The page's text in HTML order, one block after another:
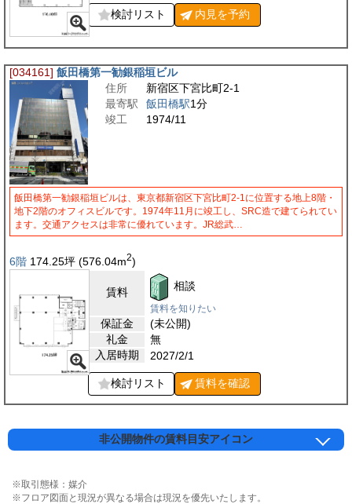
検討リスト 内見を予約
[034161] 飯田橋第一勧銀稲垣ビル
住所
新宿区下宮比町2-1
最寄駅
飯田橋駅1分
竣工
1974/11
飯田橋第一勧銀稲垣ビルは、東京都新宿区下宮比町2-1に位置する地上8階・
地下2階のオフィスビルです。1974年11月に竣工し、SRC造で建てられてい
ます。交通アクセスは非常に優れています。JR総武…
6階 174.25坪 (576.04m2)
賃料 相談
賃料を知りたい
保証金
(未公開)
礼金
無
入居時期
2027/2/1
検討リスト 賃料を確認
非公開物件の賃料目安アイコン
※取引態様：媒介
※フロア図面と現況が異なる場合は現況を優先いたします。